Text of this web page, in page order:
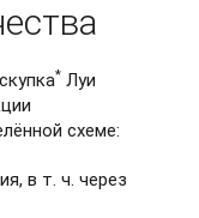
*Луи
схеме:
в т. ч. через